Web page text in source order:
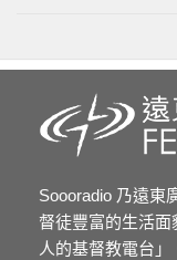
Soooradio 乃遠東
督徒豐富的生活
人的基督教電台」